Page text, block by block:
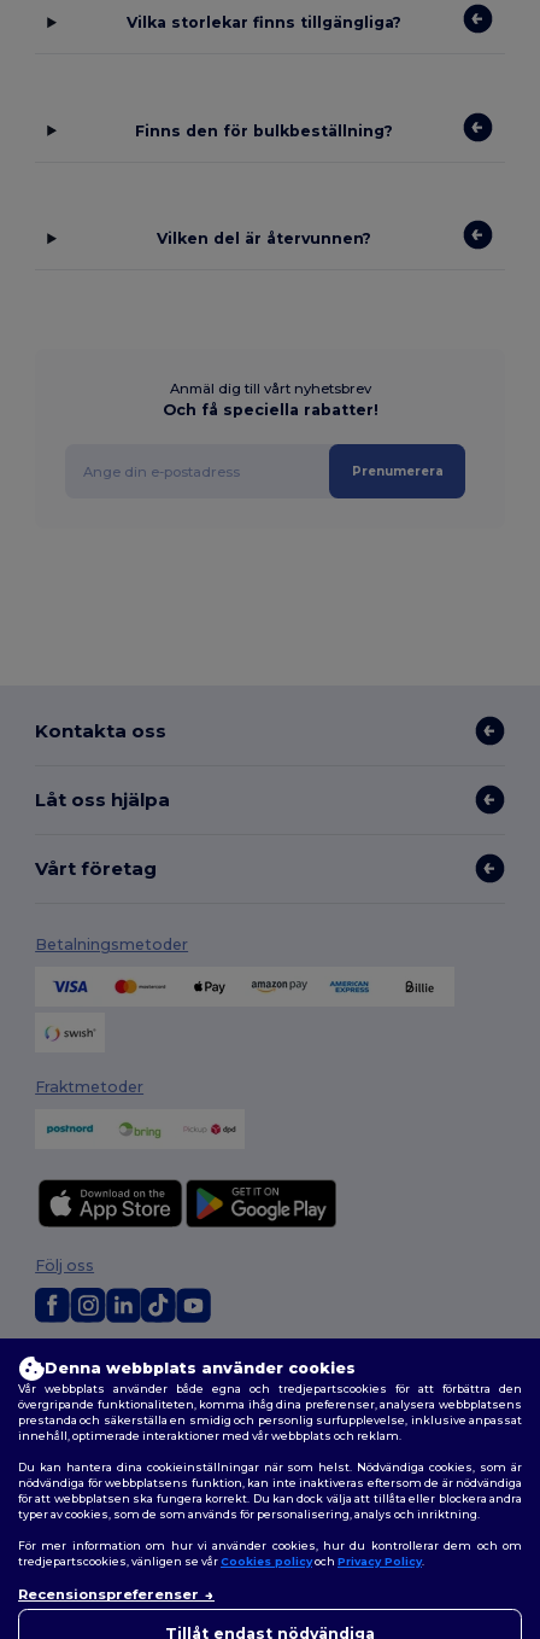
Vilka storlekar finns tillgängliga?
Finns den för bulkbeställning?
Vilken del är återvunnen?
Anmäl dig till vårt nyhetsbrev
Och få speciella rabatter!
Prenumerera
Kontakta oss
Låt oss hjälpa
Vårt företag
Betalningsmetoder
Fraktmetoder
Allmänna Villkor|Anpassad policy | Integritetspolicy
Policy för cookies
|Karta över webbplatsen
Följ oss
Denna webbplats använder cookies
Vår webbplats använder både egna och tredjepartscookies för att förbättra den
övergripande funktionaliteten, komma ihåg dina preferenser, analysera webbplatsens
prestanda och säkerställa en smidig och personlig surfupplevelse, inklusive anpassat
innehåll, optimerade interaktioner med vår webbplats och reklam.
Du kan hantera dina cookieinställningar när som helst. Nödvändiga cookies, som är
nödvändiga för webbplatsens funktion, kan inte inaktiveras eftersom de är nödvändiga
för att webbplatsen ska fungera korrekt. Du kan dock välja att tillåta eller blockera andra
typer av cookies, som de som används för personalisering, analys och inriktning.
För mer information om hur vi använder cookies, hur du kontrollerar dem och om
tredjepartscookies, vänligen se vårCookies policyoch Privacy Policy.
Recensionspreferenser
Tillåt endast nödvändiga